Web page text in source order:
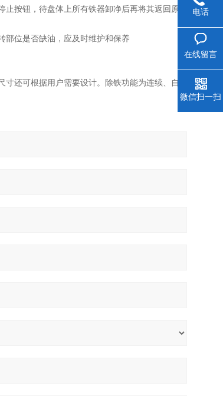
按钮，待盘体上所有铁器卸净后再将其返回原
部位是否缺油，应及时维护和保养
还可根据用户需要设计。除铁功能为连续、自
电话
在线留言
微信扫一扫